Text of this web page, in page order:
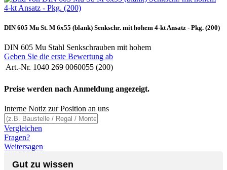
DIN 605 Mu St. M 6x55 (blank) Senkschr. mit hohem 4-kt Ansatz - Pkg. (200)
DIN 605 Mu Stahl Senkschrauben mit hohem
Geben Sie die erste Bewertung ab
Art.-Nr. 1040 269 0060055 (200)
Preise werden nach Anmeldung angezeigt.
Interne Notiz zur Position an uns
Vergleichen
Fragen?
Weitersagen
Gut zu wissen